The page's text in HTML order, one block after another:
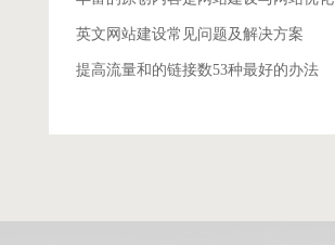
英文网站建设常见问题及解决方案
提高流量和的链接数53种最好的办法